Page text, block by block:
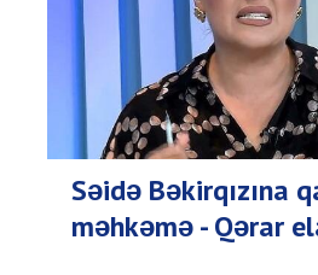
Səidə Bəkirqızına
məhkəmə - Qərar